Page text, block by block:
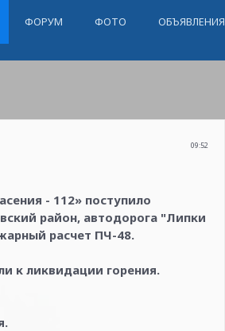
ФОРУМ ФОТО ОБЪЯВЛЕНИЯ
09:52
- 112» поступило
район, автодорога "Липки
расчет ПЧ-48.
к ликвидации горения.